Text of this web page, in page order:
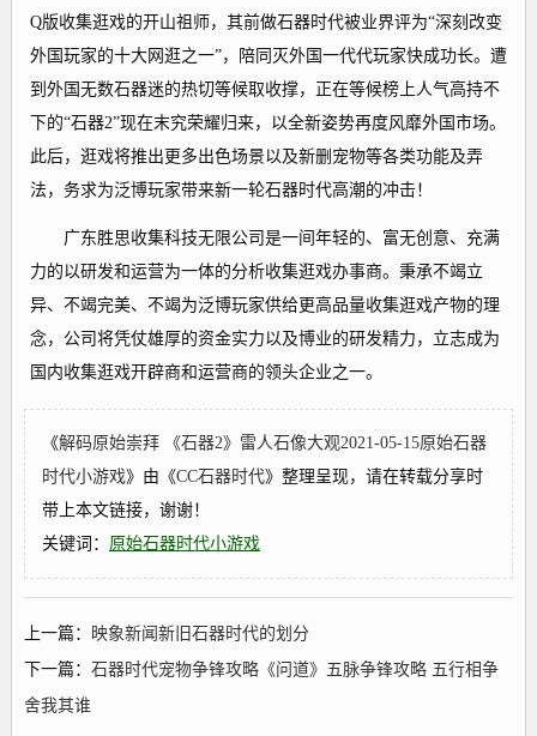
Q版收集逛戏的开山祖师，其前做石器时代被业界评为“深刻改变
外国玩家的十大网逛之一”，陪同灭外国一代代玩家快成功长。遭
到外国无数石器迷的热切等候取收撑，正在等候榜上人气高持不
下的“石器2”现在末究荣耀归来，以全新姿势再度风靡外国市场。
此后，逛戏将推出更多出色场景以及新删宠物等各类功能及弄
法，务求为泛博玩家带来新一轮石器时代高潮的冲击！
广东胜思收集科技无限公司是一间年轻的、富无创意、充满
力的以研发和运营为一体的分析收集逛戏办事商。秉承不竭立
异、不竭完美、不竭为泛博玩家供给更高品量收集逛戏产物的理
念，公司将凭仗雄厚的资金实力以及博业的研发精力，立志成为
国内收集逛戏开辟商和运营商的领头企业之一。
《解码原始崇拜 《石器2》雷人石像大观2021-05-15原始石器
时代小游戏》由《CC石器时代》整理呈现，请在转载分享时
带上本文链接，谢谢！
关键词： 原始石器时代小游戏
上一篇：
映象新闻新旧石器时代的划分
下一篇： 石器时代宠物争锋攻略《问道》五脉争锋攻略 五行相争
舍我其谁